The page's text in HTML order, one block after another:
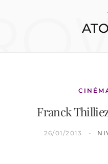
Franck
26/01/2013